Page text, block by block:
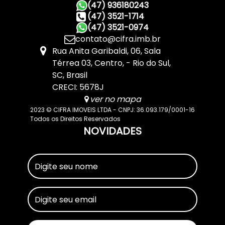
(47) 936180243
(47) 3521-1714
(47) 3521-0974
contato@cifra.imb.br
Rua Anita Garibaldi,06,Sala
Térrea 03,Centro, Rio do Sul,
SC, Brasil
CRECI: 5678J
ver no mapa
2023 © CIFRA IMOVEIS LTDA - CNPJ: 36.093.179/0001-16
Todos os Direitos Reservados
NOVIDADES